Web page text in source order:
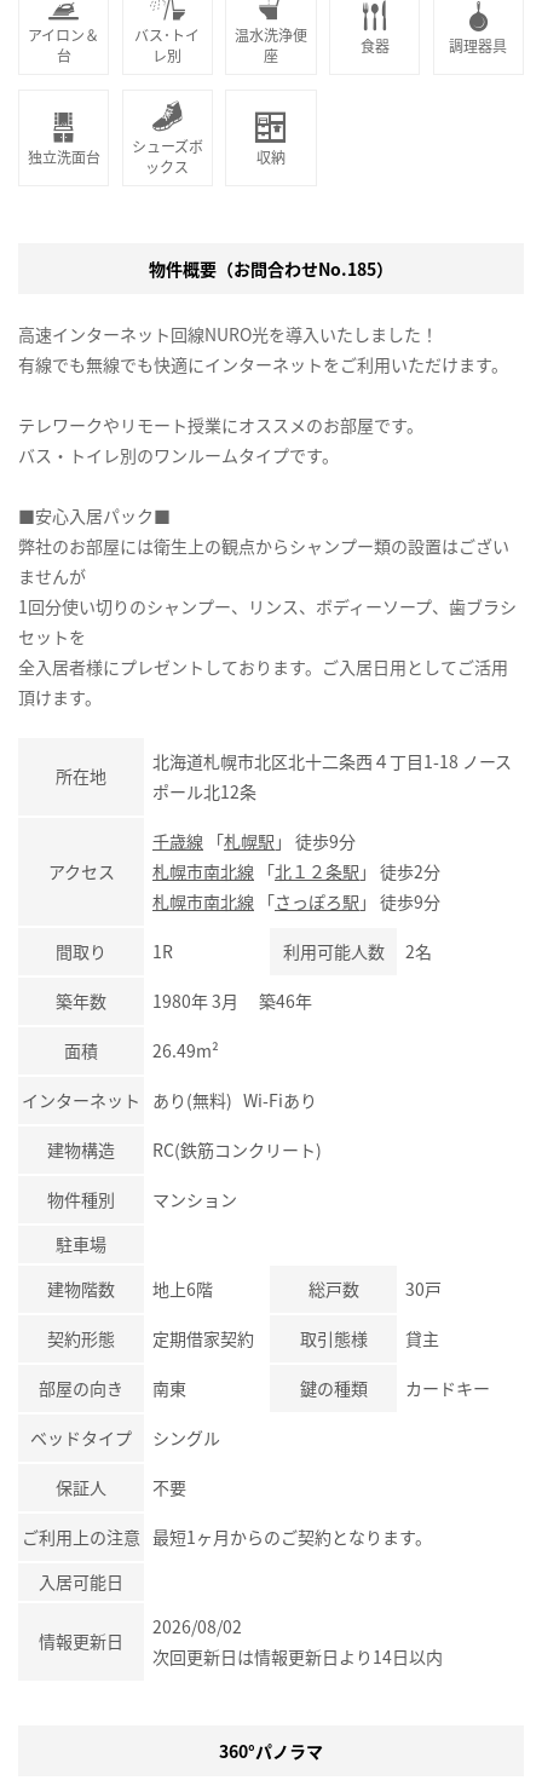
アイロン＆
台
バス･トイ
レ別
温水洗浄便
座
食器 調理器具
独立洗面台
シューズボ
ックス
収納
物件概要（お問合わせNo.185）
高速インターネット回線NURO光を導入いたしました！
有線でも無線でも快適にインターネットをご利用いただけます。
テレワークやリモート授業にオススメのお部屋です。
バス・トイレ別のワンルームタイプです。
■安心入居パック■
弊社のお部屋には衛生上の観点からシャンプー類の設置はござい
ませんが
1回分使い切りのシャンプー、リンス、ボディーソープ、歯ブラシ
セットを
全入居者様にプレゼントしております。ご入居日用としてご活用
頂けます。
所在地
北海道札幌市北区北十二条西４丁目1-18 ノース
ポール北12条
アクセス
千歳線 「札幌駅 」 徒歩9分
札幌市南北線 「北１２条駅 」 徒歩2分
札幌市南北線 「さっぽろ駅 」 徒歩9分
間取り 1R 利用可能人数 2名
築年数 1980年 3月 築46年
面積 26.49m²
インターネット あり(無料) Wi-Fiあり
建物構造 RC(鉄筋コンクリート)
物件種別
マンション
駐車場
建物階数
地上6階 総戸数 30戸
契約形態 定期借家契約 取引態様 貸主
部屋の向き 南東 鍵の種類 カードキー
ベッドタイプ シングル
保証人 不要
ご利用上の注意 最短1ヶ月からのご契約となります。
入居可能日
情報更新日
2026/08/02
次回更新日は情報更新日より14日以内
360°パノラマ